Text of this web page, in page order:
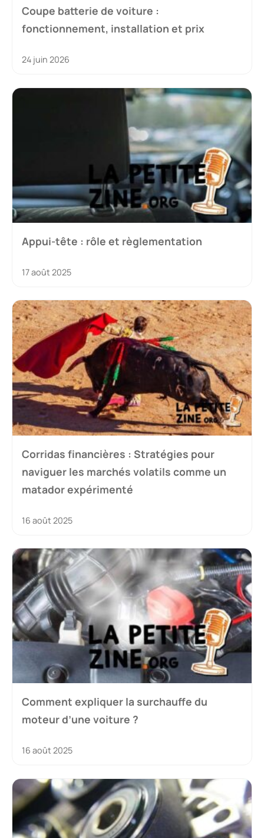
Coupe batterie de voiture :
fonctionnement, installation et prix
24 juin 2026
Appui-tête : rôle et règlementation
17 août 2025
Corridas financières : Stratégies pour
naviguer les marchés volatils comme un
matador expérimenté
16 août 2025
Comment expliquer la surchauffe du
moteur d’une voiture ?
16 août 2025